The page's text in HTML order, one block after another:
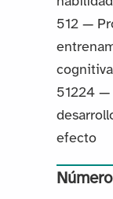
512 —
51224 —
efecto